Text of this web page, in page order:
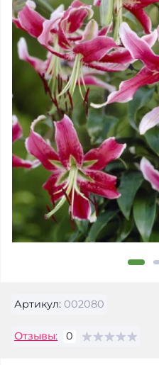
Артикул: 002080
Отзывы: 0